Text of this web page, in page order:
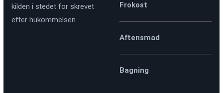
kilden i stedet for skrevet
efter hukommelsen.
Frokost
Aftensmad
Bagning